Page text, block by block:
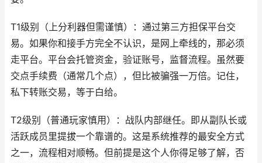
T1级别（上分利器但需谨慎）：通过第三方担保平台交
易。如果你和接手方完全不认识，是网上牵线的，那必须
走平台。平台会托管资金，验证账号，监督流程。虽然要
交点手续费（通常几个点），但比被骗强一万倍。记住，
私下转账交易，等于白给。
T2级别（普通玩家慎用）：战队内部继任。即从副队长或
活跃成员里提拔一个靠谱的。这是系统推荐的最安全方式
之一，流程相对顺畅。但前提是这个人你得足够了解，否